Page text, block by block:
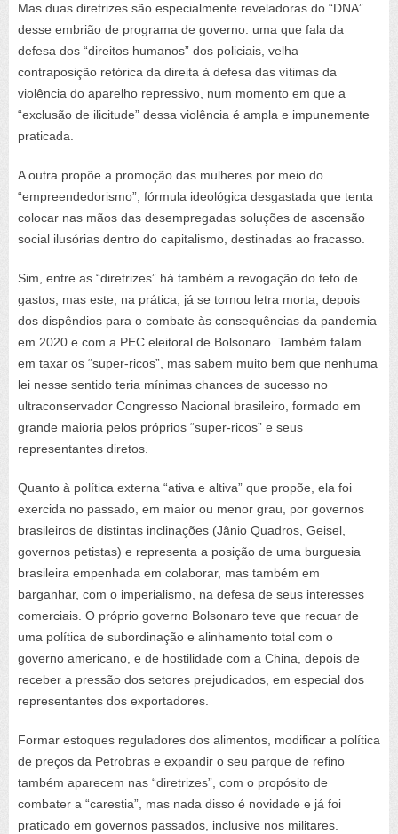
Mas duas diretrizes são especialmente reveladoras do “DNA”
desse embrião de programa de governo: uma que fala da
defesa dos “direitos humanos” dos policiais, velha
contraposição retórica da direita à defesa das vítimas da
violência do aparelho repressivo, num momento em que a
“exclusão de ilicitude” dessa violência é ampla e impunemente
praticada.
A outra propõe a promoção das mulheres por meio do
“empreendedorismo”, fórmula ideológica desgastada que tenta
colocar nas mãos das desempregadas soluções de ascensão
social ilusórias dentro do capitalismo, destinadas ao fracasso.
Sim, entre as “diretrizes” há também a revogação do teto de
gastos, mas este, na prática, já se tornou letra morta, depois
dos dispêndios para o combate às consequências da pandemia
em 2020 e com a PEC eleitoral de Bolsonaro. Também falam
em taxar os “super-ricos”, mas sabem muito bem que nenhuma
lei nesse sentido teria mínimas chances de sucesso no
ultraconservador Congresso Nacional brasileiro, formado em
grande maioria pelos próprios “super-ricos” e seus
representantes diretos.
Quanto à política externa “ativa e altiva” que propõe, ela foi
exercida no passado, em maior ou menor grau, por governos
brasileiros de distintas inclinações (Jânio Quadros, Geisel,
governos petistas) e representa a posição de uma burguesia
brasileira empenhada em colaborar, mas também em
barganhar, com o imperialismo, na defesa de seus interesses
comerciais. O próprio governo Bolsonaro teve que recuar de
uma política de subordinação e alinhamento total com o
governo americano, e de hostilidade com a China, depois de
receber a pressão dos setores prejudicados, em especial dos
representantes dos exportadores.
Formar estoques reguladores dos alimentos, modificar a política
de preços da Petrobras e expandir o seu parque de refino
também aparecem nas “diretrizes”, com o propósito de
combater a “carestia”, mas nada disso é novidade e já foi
praticado em governos passados, inclusive nos militares.